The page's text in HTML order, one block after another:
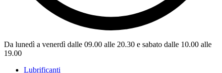
Da lunedì a venerdì dalle 09.00 alle 20.30 e sabato dalle 10.00 alle
19.00
Lubrificanti